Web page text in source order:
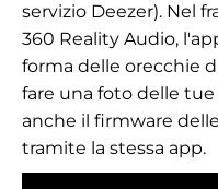
servizio Deezer). Nel
360 Reality Audio,
forma delle orecchie
fare una foto delle
anche il firmware
tramite la stessa app.